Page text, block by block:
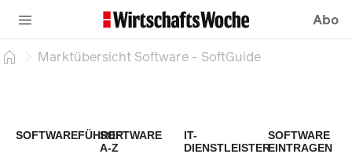
Abo
Marktübersicht Software - SoftGuide
SOFTWAREFÜHRERSOFTWARE
A-Z
IT-
DIENSTLEISTER
SOFTWARE
EINTRAGEN